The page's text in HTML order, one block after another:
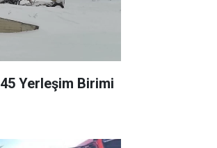
Yerleşim Birimi